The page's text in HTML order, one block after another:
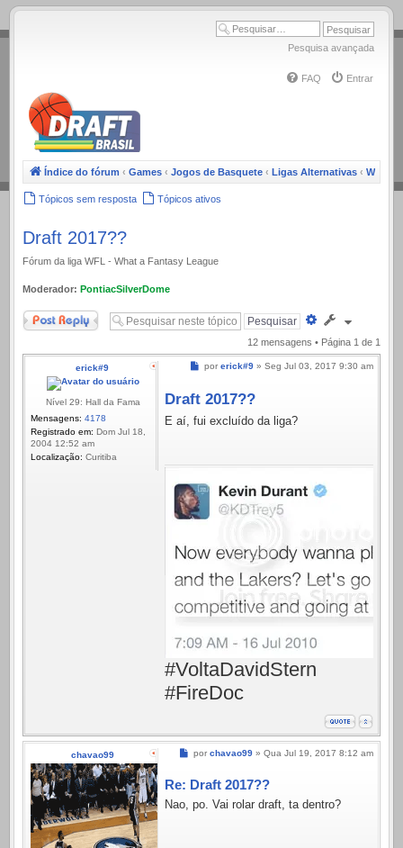
.
Pesquisa avançada
FAQ Entrar
Índice do fórum ‹ Games ‹ Jogos de Basquete ‹ Ligas Alternativas ‹ WFL
Tópicos sem resposta Tópicos ativos
Draft 2017??
Fórum da liga WFL - What a Fantasy League
Moderador: PontiacSilverDome
Responder
Pesquisa
avançada
12 mensagens • Página 1 de 1
erick#9
Nível 29: Hall da Fama
Mensagens: 4178
Registrado em: Dom Jul 18,
2004 12:52 am
Localização: Curitiba
Mensagem
por erick#9 » Seg Jul 03, 2017 9:30 am
Draft 2017??
E aí, fui excluído da liga?
#VoltaDavidStern
#FireDoc
chavao99 Mensagem
por chavao99 » Qua Jul 19, 2017 8:12 am
Re: Draft 2017??
Nao, po. Vai rolar draft, ta dentro?